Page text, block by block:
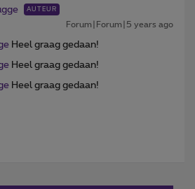
AUTEUR
Forum|Forum|5 years ago
Heel graag gedaan!
Heel graag gedaan!
Heel graag gedaan!